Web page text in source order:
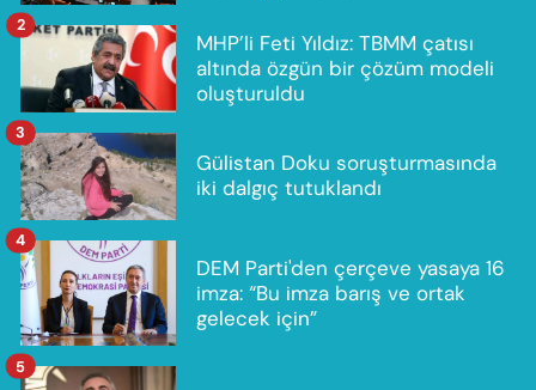
MHP’li Feti Yıldız: TBMM çatısı
altında özgün bir çözüm modeli
oluşturuldu
2
Gülistan Doku soruşturmasında
iki dalgıç tutuklandı
3
DEM Parti'den çerçeve yasaya 16
imza: “Bu imza barış ve ortak
gelecek için”
4
5